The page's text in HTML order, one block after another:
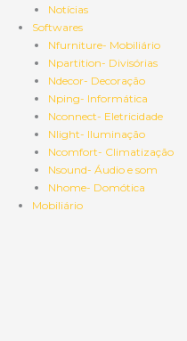
Notícias
Softwares
Nfurniture- Mobiliário
Npartition- Divisórias
Ndecor- Decoração
Nping- Informática
Nconnect- Eletricidade
Nlight- Iluminação
Ncomfort- Climatização
Nsound- Áudio e som
Nhome- Domótica
Mobiliário